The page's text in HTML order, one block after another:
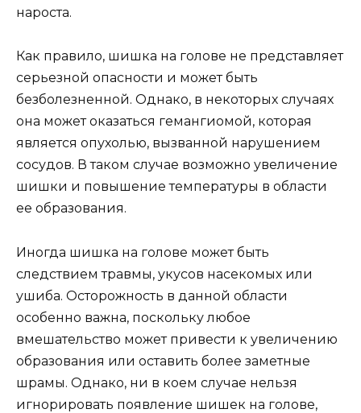
нароста.
Как правило, шишка на голове не представляет
серьезной опасности и может быть
безболезненной. Однако, в некоторых случаях
она может оказаться гемангиомой, которая
является опухолью, вызванной нарушением
сосудов. В таком случае возможно увеличение
шишки и повышение температуры в области
ее образования.
Иногда шишка на голове может быть
следствием травмы, укусов насекомых или
ушиба. Осторожность в данной области
особенно важна, поскольку любое
вмешательство может привести к увеличению
образования или оставить более заметные
шрамы. Однако, ни в коем случае нельзя
игнорировать появление шишек на голове,